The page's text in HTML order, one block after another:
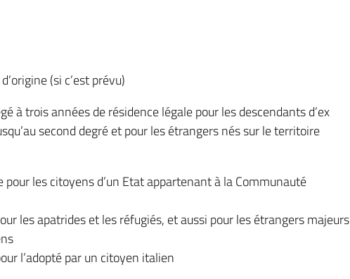
(si c’est prévu)
à trois années de résidence légale pour les descendants d’ex
second degré et pour les étrangers nés sur le territoire
pour les citoyens d’un Etat appartenant à la Communauté
les apatrides et les réfugiés, et aussi pour les étrangers majeurs
l’adopté par un citoyen italien